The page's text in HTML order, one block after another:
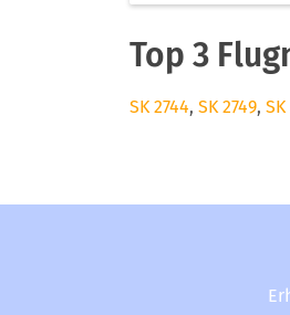
Top 3
SK 2744, SK 2749, SK